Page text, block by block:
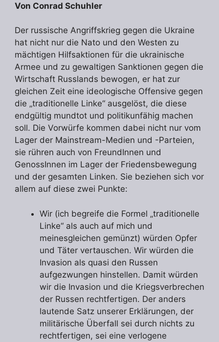
Von Conrad Schuhler
Der russische Angriffskrieg gegen die Ukraine
hat nicht nur die Nato und den Westen zu
mächtigen Hilfsaktionen für die ukrainische
Armee und zu gewaltigen Sanktionen gegen die
Wirtschaft Russlands bewogen, er hat zur
gleichen Zeit eine ideologische Offensive gegen
die „traditionelle Linke“ ausgelöst, die diese
endgültig mundtot und politikunfähig machen
soll. Die Vorwürfe kommen dabei nicht nur vom
Lager der Mainstream-Medien und -Parteien,
sie rühren auch von FreundInnen und
GenossInnen im Lager der Friedensbewegung
und der gesamten Linken. Sie beziehen sich vor
allem auf diese zwei Punkte:
Wir (ich begreife die Formel „traditionelle
Linke“ als auch auf mich und
meinesgleichen gemünzt) würden Opfer
und Täter vertauschen. Wir würden die
Invasion als quasi den Russen
aufgezwungen hinstellen. Damit würden
wir die Invasion und die Kriegsverbrechen
der Russen rechtfertigen. Der anders
lautende Satz unserer Erklärungen, der
militärische Überfall sei durch nichts zu
rechtfertigen, sei eine verlogene